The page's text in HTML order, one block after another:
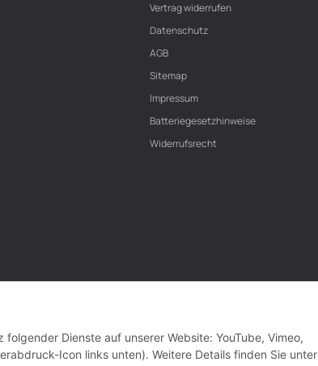
Vertrag widerrufen
Datenschutz
AGB
Sitemap
Impressum
Batteriegesetzhinweise
Widerrufsrecht
Dienste auf unserer Website: YouTube, Vimeo,
Icon links unten). Weitere Details finden Sie unter